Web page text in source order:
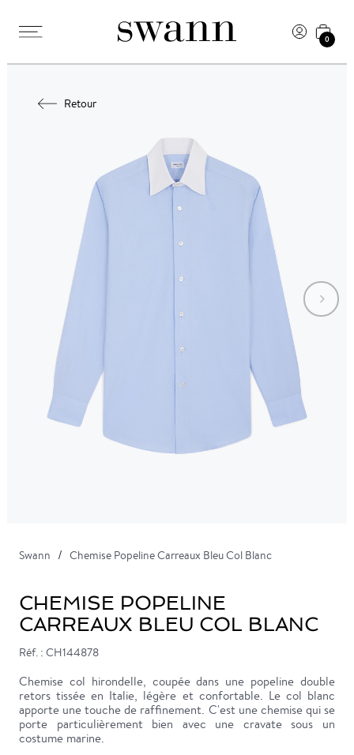
0
Retour
Swann Chemise Popeline Carreaux Bleu Col Blanc
CHEMISE POPELINE
CARREAUX BLEU COL BLANC
Réf. : CH144878
Chemise col hirondelle, coupée dans une popeline double
retors tissée en Italie, légère et confortable. Le col blanc
apporte une touche de raffinement. C'est une chemise qui se
porte particulièrement bien avec une cravate sous un
costume marine.